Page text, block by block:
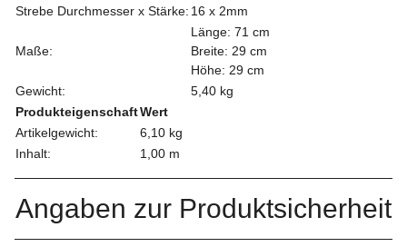
Strebe Durchmesser x Stärke: 16 x 2mm
Maße:
Länge: 71 cm
Breite: 29 cm
Höhe: 29 cm
Gewicht:
5,40 kg
ProdukteigenschaftWert
Artikelgewicht:
6,10 kg
Inhalt:
1,00 m
Angaben zur Produktsicherheit